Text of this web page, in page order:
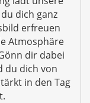
dich ganz
erfreuen
Atmosphäre
dir dabei
du dich von
in den Tag